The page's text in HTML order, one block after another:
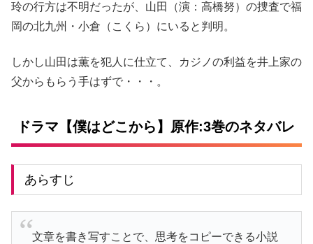
玲の行方は不明だったが、山田（演：高橋努）の捜査で福
岡の北九州・小倉（こくら）にいると判明。
しかし山田は薫を犯人に仕立て、カジノの利益を井上家の
父からもらう手はずで・・・。
ドラマ【僕はどこから】原作:3巻のネタバレ
あらすじ
文章を書き写すことで、思考をコピーできる小説